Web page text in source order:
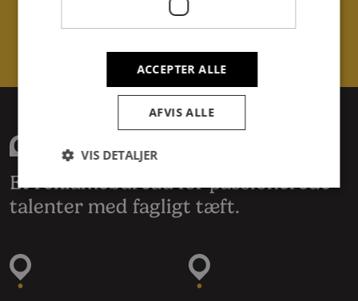
Kontakt os i dag
Send email +45 28 19 33 36
Et reklamebureau for passionerede
talenter med fagligt tæft.
ACCEPTER ALLE
AFVIS ALLE
VIS DETALJER